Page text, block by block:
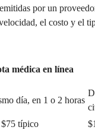
por un
el costo y el
médica en línea
día, en 1 o 2 horas
típico